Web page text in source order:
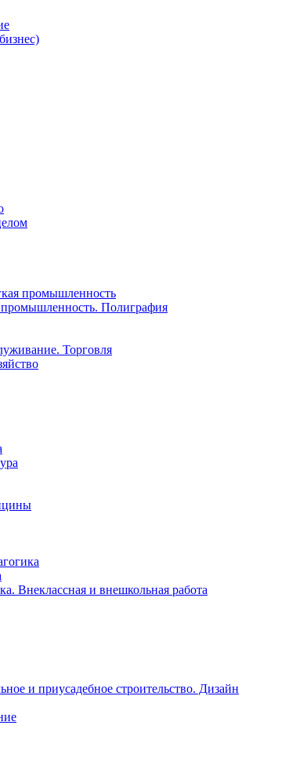
промышленность
Полиграфия
Торговля
Внеклассная и внешкольная работа
и приусадебное строительство. Дизайн